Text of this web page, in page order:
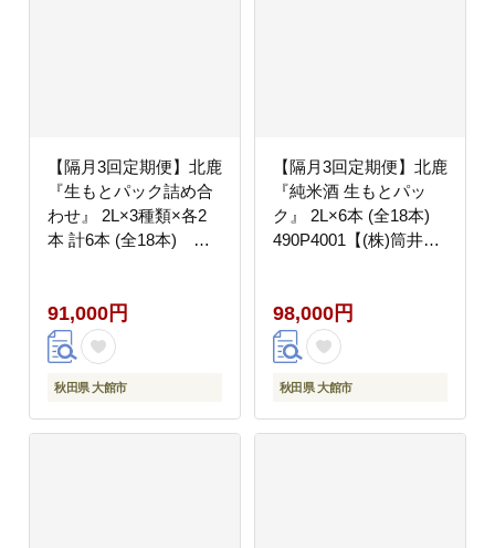
【隔月3回定期便】北鹿
『生もとパック詰め合
わせ』 2L×3種類×各2
本 計6本 (全18本)
91,000円
秋田県 大館市
【隔月3回定期便】北鹿
『純米酒 生もとパッ
ク』 2L×6本 (全18本)
490P4001【(株)筒井商
98,000円
秋田県 大館市